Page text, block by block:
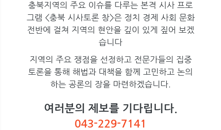
충북지역의 주요 이슈를 다루는 본격 시사 프로
그램 <충북 시사토론 창>은 정치 경제 사회 문화
전반에 걸쳐 지역의 현안을 깊이 있게 짚어 보겠
습니다
지역의 주요 쟁점을 선정하고 전문가들의 집중
토론을 통해 해법과 대책을 함께 고민하고 논의
하는 공론의 장을 마련하겠습니다.
여러분의 제보를 기다립니다.
043-229-7141